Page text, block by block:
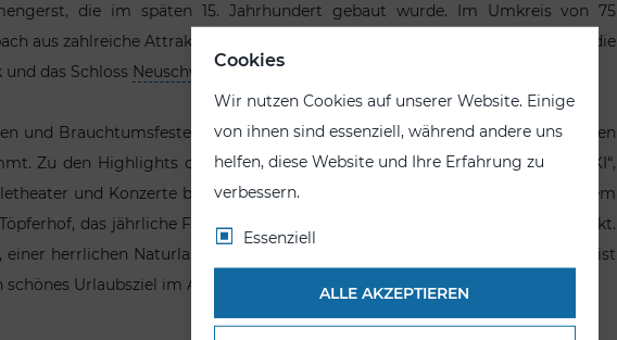
die im späten 15. Jahrhundert gebaut wurde. Im Umkreis von 75
aus zahlreiche Attraktionen des Allgäus, wie die Scheidegger Wasserfälle, die
und das Schloss Neuschwanstein.
und Brauchtumsfeste sorgen in Wiggensbach dafür, dass bei Einheimischen
Zu den Highlights diesbezüglich gehören das Kulturprogramm „KIKERIKI“,
und Konzerte beinhaltet, das Heimatmuseum mit viel Wissenswertem
das jährliche Funkenfeuer und der stimmungsvolle Weihnachtsmarkt.
herrlichen Naturlandschaft und einem interessanten Kulturprogramm ist
Urlaubsziel im Allgäu.
Cookies
Wir nutzen Cookies auf unserer Website. Einige
von ihnen sind essenziell, während andere uns
helfen, diese Website und Ihre Erfahrung zu
verbessern.
Essenziell
ALLE AKZEPTIEREN